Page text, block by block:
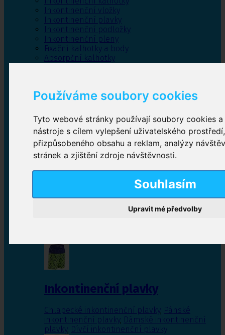
Používáme soubory cookies
Tyto webové stránky používají soubory cookies
nástroje s cílem vylepšení uživatelského
přizpůsobeného obsahu a reklam, analýzy
stránek a zjištění zdroje návštěvnosti.
Souhlasím
Upravit mé předvolby
Inkontinenční vložky
Inkontinenční plavky
Inkontinenční podložky
Inkontinenční pleny
Fixační kalhotky a body
Absorpční kalhotky
Inkontinenční kalhotky
Plenkové kalhotky navlékací,Plenkové kalhotky
zalepovací,Inkontinenční kalhotky dámské
Inkontinenční vložky
Inkontinenční plavky
Chlapecké inkontinenční plavky, Pánské
inkontinenční plavky, Dámské inkontinenční
plavky, Dívčí inkontinenční plavky